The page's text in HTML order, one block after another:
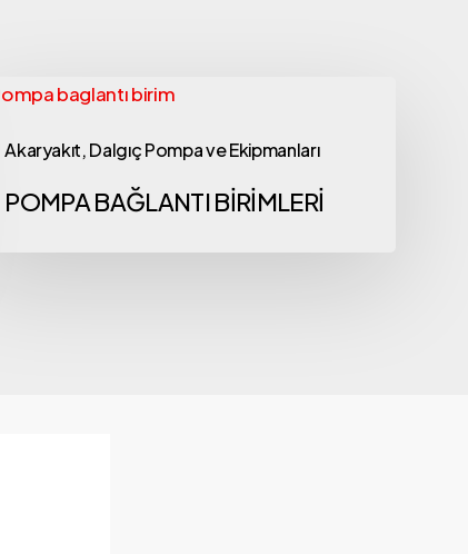
Akaryakıt, Dalgıç Pompa ve Ekipmanları
POMPA BAĞLANTI BİRİMLERİ